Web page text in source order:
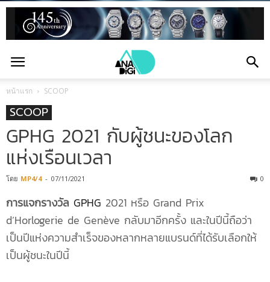
หน้าแรก SCOOP
SCOOP
GPHG 2021 กับผู้ชนะของโลก
แห่งเรือนเวลา
โดย MP4/4 - 07/11/2021 0
การแจกรางวัล GPHG 2021 หรือ Grand Prix
d’Horlogerie de Genève กลับมาอีกครั้ง และในปีนี้ถือว่า
เป็นปีแห่งความสำเร็จของหลากหลายแบรนด์ที่ได้รับเลือกให้
เป็นผู้ชนะในปีนี้